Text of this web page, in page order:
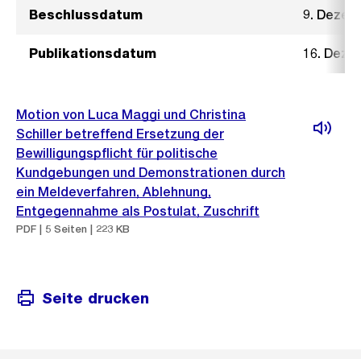
Beschlussdatum 9.
Publikationsdatum 16.
Motion von Luca Maggi und Christina
Schiller betreffend Ersetzung der
Bewilligungspflicht für politische
Kundgebungen und Demonstrationen durch
ein Meldeverfahren, Ablehnung,
Entgegennahme als Postulat, Zuschrift
PDF | 5 Seiten | 223 KB
Seite drucken